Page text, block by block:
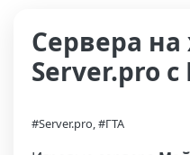
Сервера на
Server.pro с
#Server.pro, #ГТА